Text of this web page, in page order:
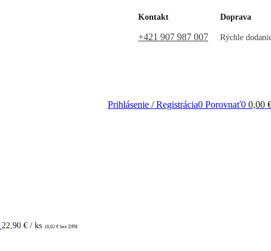
Kontakt
+421 907 987 007
Doprava
Rýchle
Prihlásenie / Registrácia0 Porovnať0 0,00
22,90 € / ks 18,62 € bez DPH